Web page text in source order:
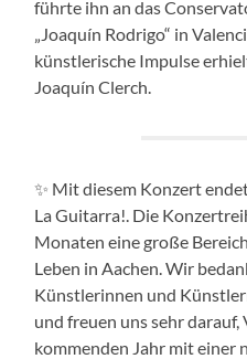
führte ihn an das
„Joaquín Rodrigo“ in
künstlerische Impulse
Joaquín Clerch.
✨ Mit diesem Konzert
La Guitarra!. Die
Monaten eine große
Leben in Aachen. Wir
Künstlerinnen und
und freuen uns sehr
kommenden Jahr mit einer